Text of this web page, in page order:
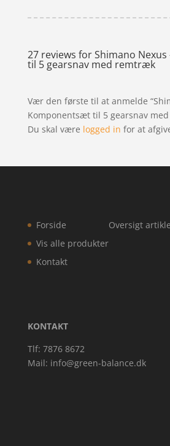
27 reviews forShimano
til 5 gearsnav med remtræk
Vær den første til at anmelde
Komponentsæt til 5 gearsnav
Du skal være logged in for at
Forside
Vis alle produkter
Kontakt
Oversigt
KONTAKT
Tlf: 7876 8672
Mail: info@green-balance.dk